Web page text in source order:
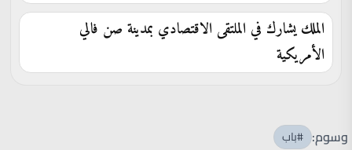
الملك يشارك في الملتقى الاقتصادي بمدينة صن فالي
الأمريكية
وسوم: #باب